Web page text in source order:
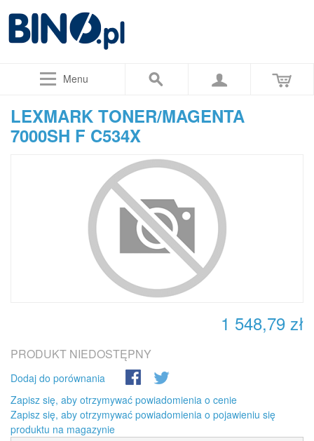
Menu
LEXMARK TONER/MAGENTA
7000SH F C534X
1 548,79 zł
PRODUKT NIEDOSTĘPNY
Dodaj do porównania
Zapisz się, aby otrzymywać powiadomienia o cenie
Zapisz się, aby otrzymywać powiadomienia o pojawieniu się
produktu na magazynie